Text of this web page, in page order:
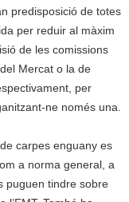
predisposició de totes
per reduir al màxim
de les comissions
Mercat o la de
per
ne només una.
carpes enguany es
a norma general, a
puguen tindre sobre